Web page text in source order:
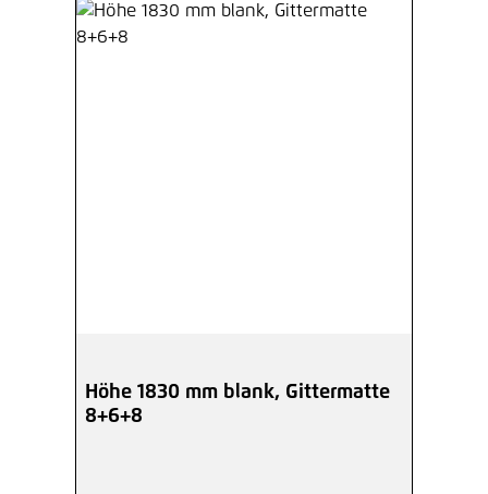
Höhe 1830 mm blank, Gittermatte
8+6+8